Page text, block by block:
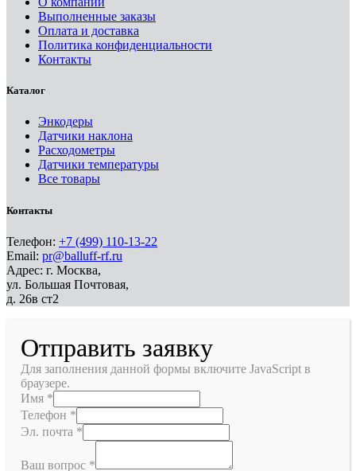
Выполненные заказы
Оплата и доставка
Политика конфиденциальности
Контакты
Каталог
Энкодеры
Датчики наклона
Расходометры
Датчики температуры
Все товары
Контакты
Телефон: +7 (499) 110-13-22
Email: pr@balluff-rf.ru
Адрес: г. Москва,
ул. Большая Почтовая,
д. 26в ст2
Отправить заявку
Для заполнения данной формы включите JavaScript в
браузере.
Имя *
Телефон *
Эл. почта *
Ваш вопрос *